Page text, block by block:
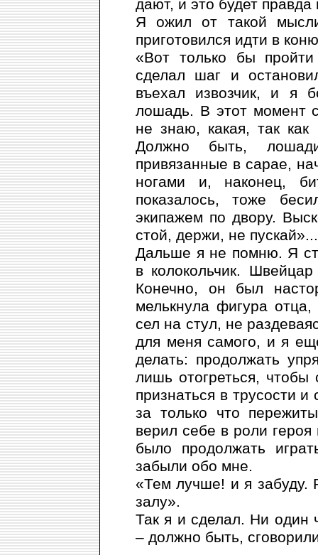
дают, и это будет
Я ожил от такой
приготовился идти в
«Вот только бы
сделал шаг и
въехал извозчик, и я
лошадь. В этот момент
не знаю, какая, так
Должно быть,
привязанные в сарае,
ногами и, наконец,
показалось, тоже
экипажем по двору.
стой, держи, не пускай»...
Дальше я не помню. Я
в колокольчик.
Конечно, он был
мелькнула фигура
сел на стул, не
для меня самого, и я
делать: продолжать
лишь отогреться,
признаться в трусости
за только что
верил себе в роли
было продолжать
забыли обо мне.
«Тем лучше! и я забуду.
залу».
Так я и сделал. Ни один
– должно быть,